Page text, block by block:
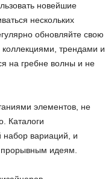
новейшие
нескольких
обновляйте свою
трендами и
на гребне волны и не
элементов, не
Каталоги
набор вариаций, и
идеям.